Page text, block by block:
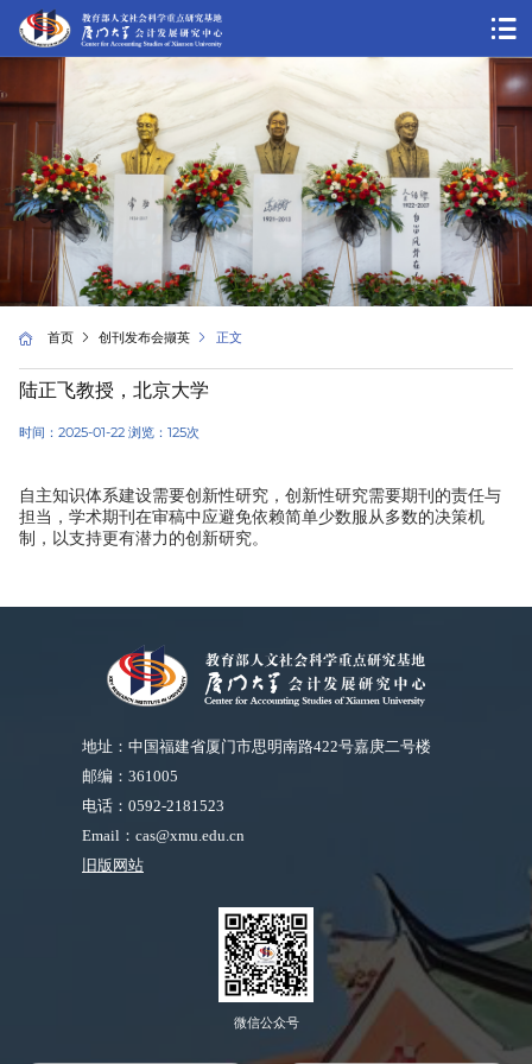
首页 创刊发布会撷英 正文
陆正飞教授，北京大学
时间：2025-01-22 浏览： 125次
自主知识体系建设需要创新性研究，创新性研究需要期刊的责任与
担当 ， 学术期刊在审稿中应避免依赖简单少数服从多数的决策机
制，以支持更有潜力的创新研究。
地址：中国福建省厦门市思明南路422号嘉庚二号楼
邮编：361005
电话：0592-2181523
Email：cas@xmu.edu.cn
旧版网站
微信公众号